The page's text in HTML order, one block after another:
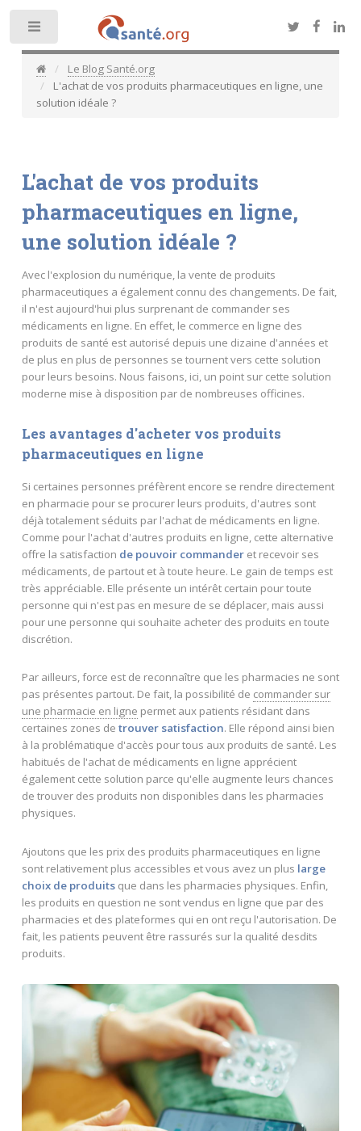
Le Blog Santé.org
L'achat de vos produits pharmaceutiques en ligne, une
solution idéale ?
L'achat de vos produits
pharmaceutiques en ligne,
une solution idéale ?
Avec l'explosion du numérique, la vente de produits
pharmaceutiques a également connu des changements. De fait,
il n'est aujourd'hui plus surprenant de commander ses
médicaments en ligne. En effet, le commerce en ligne des
produits de santé est autorisé depuis une dizaine d'années et
de plus en plus de personnes se tournent vers cette solution
pour leurs besoins. Nous faisons, ici, un point sur cette solution
moderne mise à disposition par de nombreuses officines.
Les avantages d'acheter vos produits
pharmaceutiques en ligne
Si certaines personnes préfèrent encore se rendre directement
en pharmacie pour se procurer leurs produits, d'autres sont
déjà totalement séduits par l'achat de médicaments en ligne.
Comme pour l'achat d'autres produits en ligne, cette alternative
offre la satisfaction de pouvoir commanderet recevoir ses
médicaments, de partout et à toute heure. Le gain de temps est
très appréciable. Elle présente un intérêt certain pour toute
personne qui n'est pas en mesure de se déplacer, mais aussi
pour une personne qui souhaite acheter des produits en toute
discrétion.
Par ailleurs, force est de reconnaître que les pharmacies ne sont
pas présentes partout. De fait, la possibilité de commander sur
une pharmacie en ligne permet aux patients résidant dans
certaines zones de trouver satisfaction. Elle répond ainsi bien
à la problématique d'accès pour tous aux produits de santé. Les
habitués de l'achat de médicaments en ligne apprécient
également cette solution parce qu'elle augmente leurs chances
de trouver des produits non disponibles dans les pharmacies
physiques.
Ajoutons que les prix des produits pharmaceutiques en ligne
sont relativement plus accessibles et vous avez un plus large
choix de produitsque dans les pharmacies physiques. Enfin,
les produits en question ne sont vendus en ligne que par des
pharmacies et des plateformes qui en ont reçu l'autorisation. De
fait, les patients peuvent être rassurés sur la qualité desdits
produits.
Toggle